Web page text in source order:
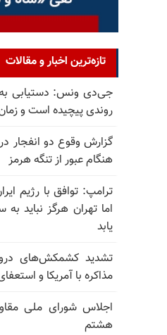
تازه‌ترین اخبار و مقالات
جی‌دی ونس: دستیابی به
روندی پیچیده است و
گزارش وقوع دو انفجار
هنگام عبور از تنگه هرمز
ترامپ: توافق با رژیم
اما تهران هرگز نباید
یابد
تشدید کشمکش‌های
مذاکره با آمریکا و
اجلاس شورای ملی
هشتم